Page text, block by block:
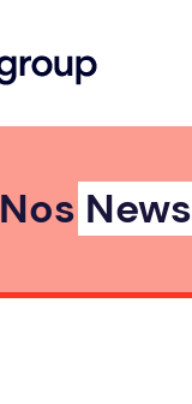
Nos News